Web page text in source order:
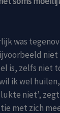
was
is, zelfs niet
ik wel
niet’,
met zich